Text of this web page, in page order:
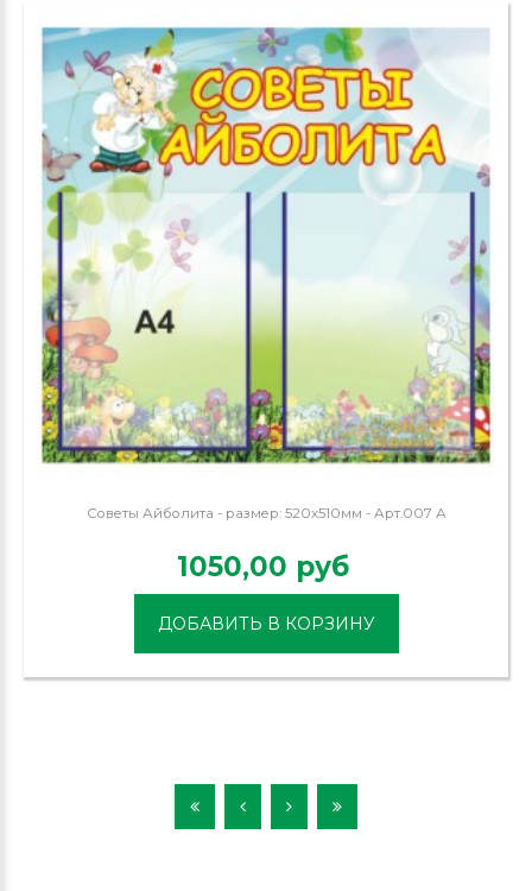
Советы Айболита - размер: 520х510мм - Арт.007 А
1050,00 руб
ДОБАВИТЬ В КОРЗИНУ